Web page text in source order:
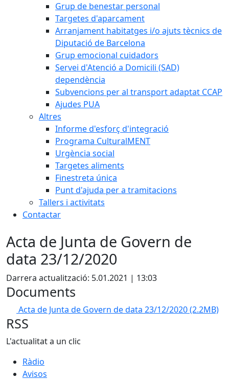
Grup de benestar personal
Targetes d'aparcament
Arranjament habitatges i/o ajuts tècnics de
Diputació de Barcelona
Grup emocional cuidadors
Servei d'Atenció a Domicili (SAD)
dependència
Subvencions per al transport adaptat CCAP
Ajudes PUA
Altres
Informe d'esforç d'integració
Programa CulturalMENT
Urgència social
Targetes aliments
Finestreta única
Punt d'ajuda per a tramitacions
Tallers i activitats
Contactar
Acta de Junta de Govern de
data 23/12/2020
Darrera actualització: 5.01.2021 | 13:03
Documents
Acta de Junta de Govern de data 23/12/2020(2.2MB)
RSS
L'actualitat a un clic
Ràdio
Avisos